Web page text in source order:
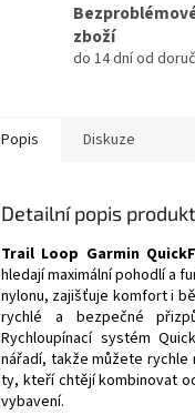
zboží
do 14 dní od
Popis Diskuze
Detailní popis
Trail Loop Garmin
hledají maximální pohodlí a
nylonu, zajišťuje komfort i
rychlé a bezpečné
Rychloupínací systém
nářadí, takže můžete
ty, kteří chtějí kombinovat
vybavení.